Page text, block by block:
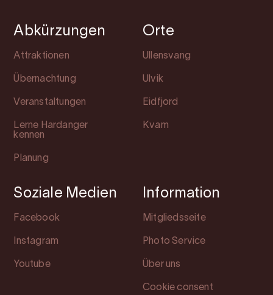
Abkürzungen
Attraktionen
Übernachtung
Veranstaltungen
Lerne Hardanger
kennen
Planung
Orte
Ullensvang
Ulvik
Eidfjord
Kvam
Soziale Medien
Facebook
Instagram
Youtube
Information
Mitgliedsseite
Photo Service
Über uns
Cookie consent